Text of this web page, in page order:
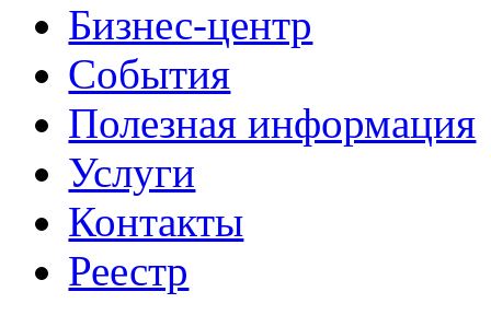
Бизнес-центр
События
Полезная информация
Услуги
Контакты
Реестр